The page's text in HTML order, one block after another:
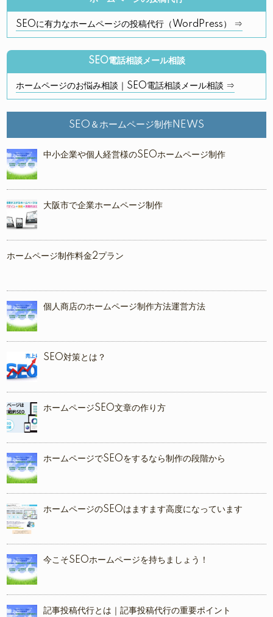
SEOに有力なホームページの投稿代行（WordPress） ⇒
SEO電話相談メール相談
ホームページのお悩み相談｜SEO電話相談メール相談 ⇒
SEO＆ホームページ制作NEWS
中小企業や個人経営様のSEOホームページ制作
大阪市で企業ホームページ制作
ホームページ制作料金2プラン
個人商店のホームページ制作方法運営方法
SEO対策とは？
ホームページSEO文章の作り方
ホームページでSEOをするなら制作の段階から
ホームページのSEOはますます高度になっています
今こそSEOホームページを持ちましょう！
記事投稿代行とは｜記事投稿代行の重要ポイント